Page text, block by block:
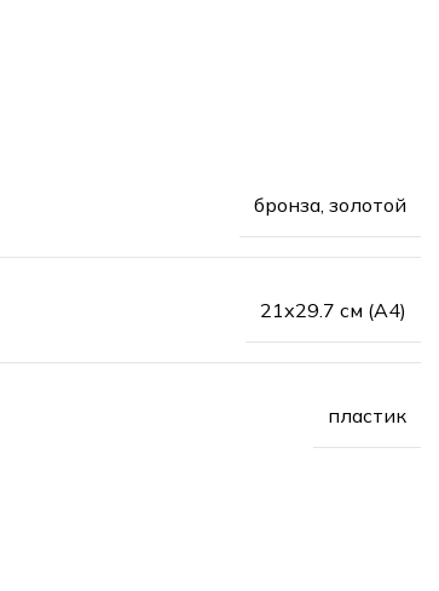
бронза, золотой
21х29.7 см (А4)
пластик